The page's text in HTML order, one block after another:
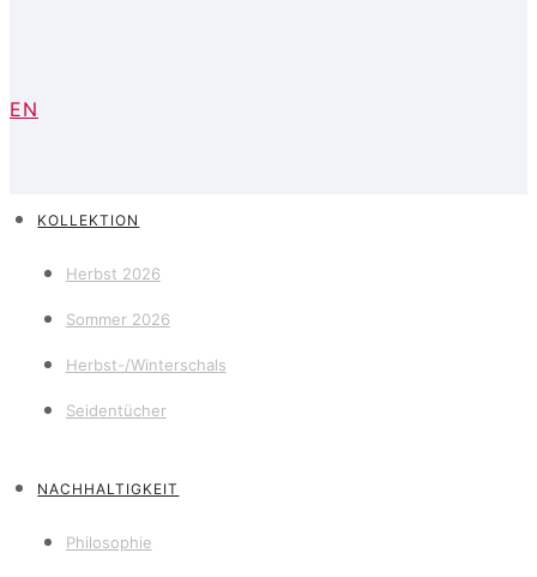
EN
KOLLEKTION
Herbst 2026
Sommer 2026
Herbst-/Winterschals
Seidentücher
NACHHALTIGKEIT
Philosophie